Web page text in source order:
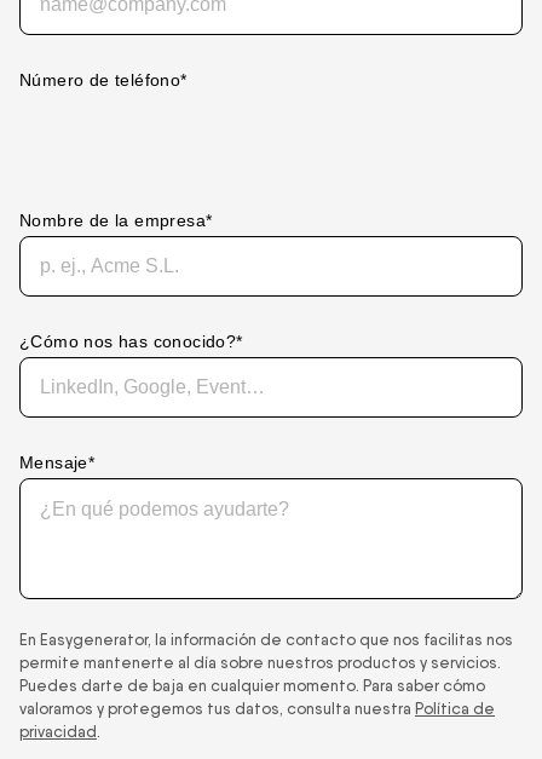
Número de teléfono*
Nombre de la empresa*
¿Cómo nos has conocido?*
Mensaje*
En Easygenerator, la información de contacto que nos facilitas nos
permite mantenerte al día sobre nuestros productos y servicios.
Puedes darte de baja en cualquier momento. Para saber cómo
valoramos y protegemos tus datos, consulta nuestra Política de
privacidad